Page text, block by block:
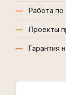
Работа по
Проекты
Гарантия